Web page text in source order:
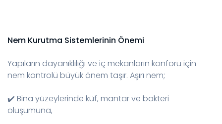
Nem Kurutma Sistemlerinin Önemi
Yapıların dayanıklılığı ve iç mekanların konforu için
nem kontrolü büyük önem taşır. Aşırı nem;
✔️ Bina yüzeylerinde küf, mantar ve bakteri
oluşumuna,